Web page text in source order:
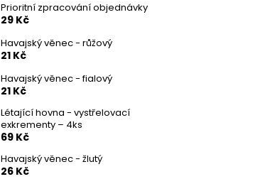
Prioritní zpracování objednávky
29 Kč
Havajský věnec - růžový
21 Kč
Havajský věnec - fialový
21 Kč
Létající hovna - vystřelovací
exkrementy – 4ks
69 Kč
Havajský věnec - žlutý
26 Kč